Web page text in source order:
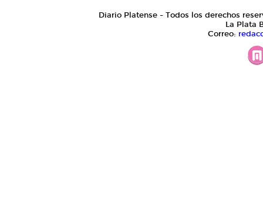
Diario Platense - Todos los derechos
La Plata
Correo: